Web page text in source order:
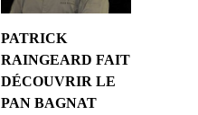
PATRICK
RAINGEARD FAIT
DÉCOUVRIR LE
PAN BAGNAT